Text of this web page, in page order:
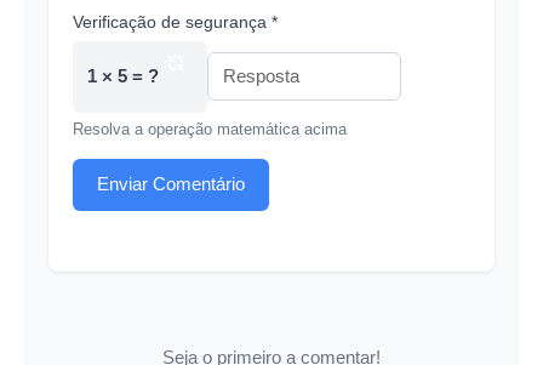
Verificação de segurança *
1 × 5 = ?
Resolva a operação matemática acima
Enviar Comentário
Seja o primeiro a comentar!